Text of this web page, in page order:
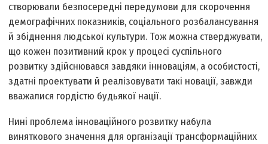
створювали безпосередні передумови для скорочення
демографічних показників, соціального розбалансування
й збіднення людської культури. Тож можна стверджувати,
що кожен позитивний крок у процесі суспільного
розвитку здійснювався завдяки інноваціям, а особистості,
здатні проектувати й реалізовувати такі новації, завжди
вважалися гордістю будь­якої нації.
Нині проблема інноваційного розвитку набула
виняткового значення для організації трансформаційних